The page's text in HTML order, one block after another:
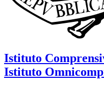
Istituto
Istituto